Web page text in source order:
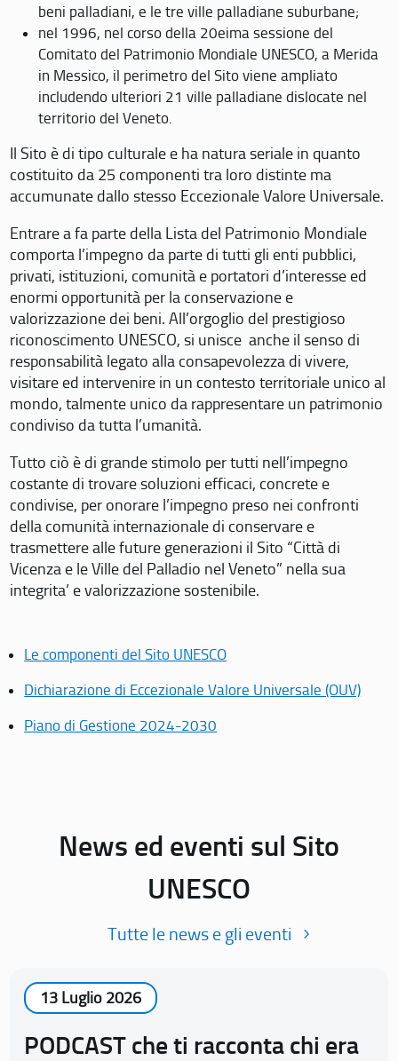
beni palladiani, e le tre ville palladiane suburbane;
nel 1996, nel corso della 20eima sessione del
Comitato del Patrimonio Mondiale UNESCO, a Merida
in Messico, il perimetro del Sito viene ampliato
includendo ulteriori 21 ville palladiane dislocate nel
territorio del Veneto.
Il Sito è di tipo culturale e ha natura seriale in quanto
costituito da 25 componenti tra loro distinte ma
accumunate dallo stesso Eccezionale Valore Universale.
Entrare a fa parte della Lista del Patrimonio Mondiale
comporta l’impegno da parte di tutti gli enti pubblici,
privati, istituzioni, comunità e portatori d’interesse ed
enormi opportunità per la conservazione e
valorizzazione dei beni. All’orgoglio del prestigioso
riconoscimento UNESCO, si unisce anche il senso di
responsabilità legato alla consapevolezza di vivere,
visitare ed intervenire in un contesto territoriale unico al
mondo, talmente unico da rappresentare un patrimonio
condiviso da tutta l’umanità.
Tutto ciò è di grande stimolo per tutti nell’impegno
costante di trovare soluzioni efficaci, concrete e
condivise, per onorare l’impegno preso nei confronti
della comunità internazionale di conservare e
trasmettere alle future generazioni il Sito “Città di
Vicenza e le Ville del Palladio nel Veneto” nella sua
integrita’ e valorizzazione sostenibile.
Le componenti del Sito UNESCO
Dichiarazione di Eccezionale Valore Universale (OUV)
Piano di Gestione 2024-2030
News ed eventi sul Sito
UNESCO
Tutte le news e gli eventi
13 Luglio 2026
PODCAST che ti racconta chi era